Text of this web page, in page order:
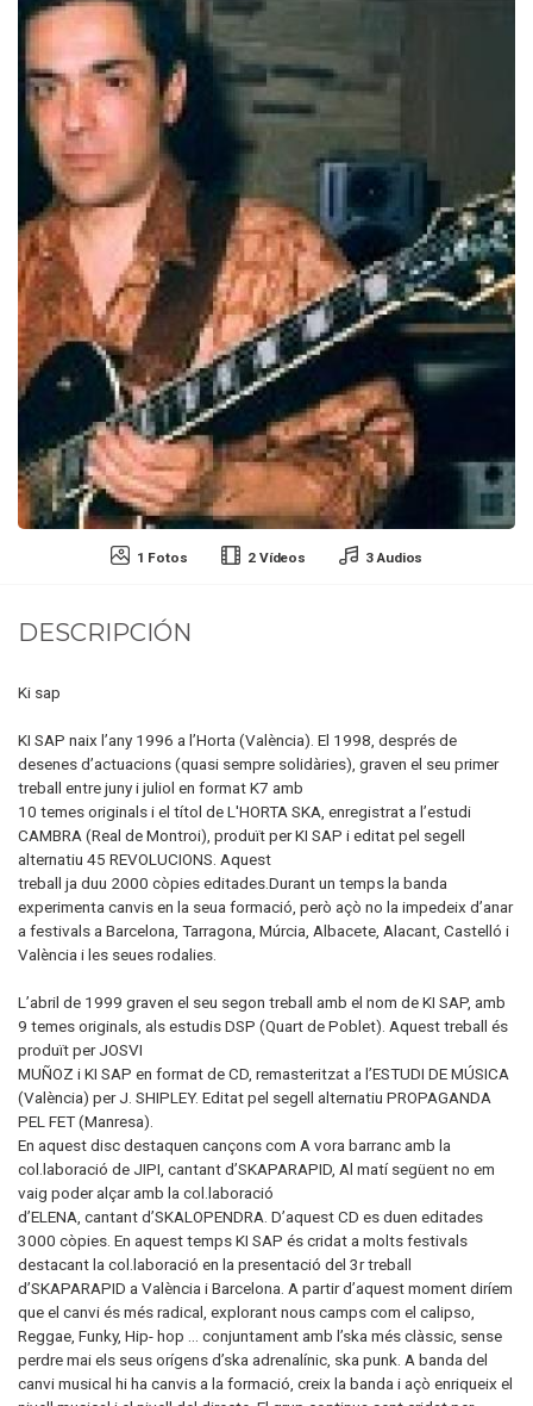
1 Fotos 2 Vídeos 3 Audios
DESCRIPCIÓN
Ki sap
KI SAP naix l’any 1996 a l’Horta (València). El 1998, després de
desenes d’actuacions (quasi sempre solidàries), graven el seu primer
treball entre juny i juliol en format K7 amb
10 temes originals i el títol de L'HORTA SKA, enregistrat a l’estudi
CAMBRA (Real de Montroi), produït per KI SAP i editat pel segell
alternatiu 45 REVOLUCIONS. Aquest
treball ja duu 2000 còpies editades.Durant un temps la banda
experimenta canvis en la seua formació, però açò no la impedeix d’anar
a festivals a Barcelona, Tarragona, Múrcia, Albacete, Alacant, Castelló i
València i les seues rodalies.
L’abril de 1999 graven el seu segon treball amb el nom de KI SAP, amb
9 temes originals, als estudis DSP (Quart de Poblet). Aquest treball és
produït per JOSVI
MUÑOZ i KI SAP en format de CD, remasteritzat a l’ESTUDI DE MÚSICA
(València) per J. SHIPLEY. Editat pel segell alternatiu PROPAGANDA
PEL FET (Manresa).
En aquest disc destaquen cançons com A vora barranc amb la
col.laboració de JIPI, cantant d’SKAPARAPID, Al matí següent no em
vaig poder alçar amb la col.laboració
d’ELENA, cantant d’SKALOPENDRA. D’aquest CD es duen editades
3000 còpies. En aquest temps KI SAP és cridat a molts festivals
destacant la col.laboració en la presentació del 3r treball
d’SKAPARAPID a València i Barcelona. A partir d’aquest moment diríem
que el canvi és més radical, explorant nous camps com el calipso,
Reggae, Funky, Hip- hop … conjuntament amb l’ska més clàssic, sense
perdre mai els seus orígens d’ska adrenalínic, ska punk. A banda del
canvi musical hi ha canvis a la formació, creix la banda i açò enriqueix el